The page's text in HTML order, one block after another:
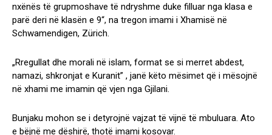
nxënës të grupmoshave të ndryshme duke filluar nga klasa e
parë deri në klasën e 9“, na tregon imami i Xhamisë në
Schwamendigen, Zürich.
„Rregullat dhe morali në islam, format se si merret abdest,
namazi, shkronjat e Kuranit” , janë këto mësimet që i mësojnë
në xhami me imamin që vjen nga Gjilani.
Bunjaku mohon se i detyrojnë vajzat të vijnë të mbuluara. Ato
e bëjnë me dëshirë, thotë imami kosovar.